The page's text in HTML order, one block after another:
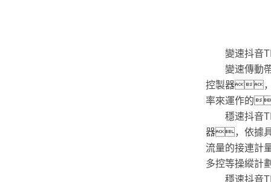
變速抖音
變速傳動帶
控製器，
率來運作的
穩速抖音
器，依據
流量的接連
多控等操縱
穩速抖音